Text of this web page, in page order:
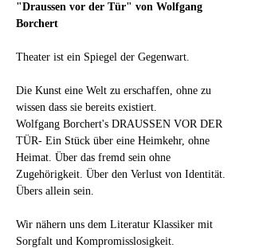
"Draussen vor der Tür" von Wolfgang
Borchert
Theater ist ein Spiegel der Gegenwart.
Die Kunst eine Welt zu erschaffen, ohne zu
wissen dass sie bereits existiert.
Wolfgang Borchert's DRAUSSEN VOR DER
TÜR- Ein Stück über eine Heimkehr, ohne
Heimat. Über das fremd sein ohne
Zugehörigkeit. Über den Verlust von Identität.
Übers allein sein.
Wir nähern uns dem Literatur Klassiker mit
Sorgfalt und Kompromisslosigkeit.